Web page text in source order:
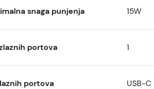
snaga punjenja 15W
portova 1
portova USB-C